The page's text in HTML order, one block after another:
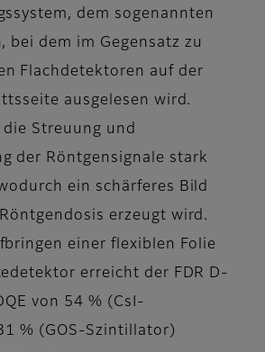
dem sogenannten
bei dem im Gegensatz zu
Flachdetektoren auf der
ausgelesen wird.
Streuung und
der Röntgensignale stark
ein schärferes Bild
erzeugt wird.
einer flexiblen Folie
erreicht der FDR D-
von 54 % (CsI-
% (GOS-Szintillator)